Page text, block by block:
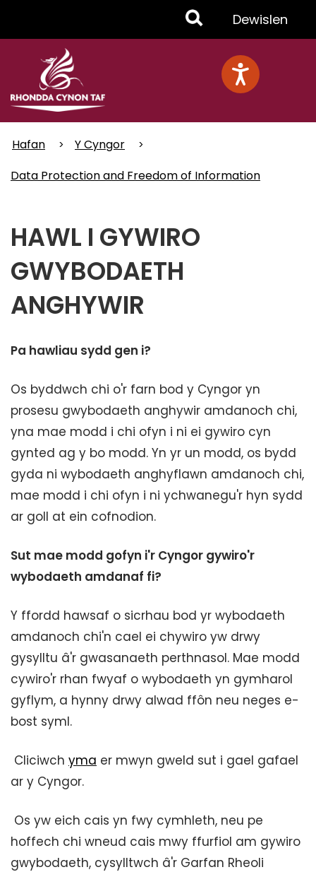
Toggle
Menu
Dewislen
Hafan
Y Cyngor
Data Protection and Freedom of Information
HAWL I GYWIRO
GWYBODAETH
ANGHYWIR
Pa hawliau sydd gen i?
Os byddwch chi o'r farn bod y Cyngor yn
prosesu gwybodaeth anghywir amdanoch chi,
yna mae modd i chi ofyn i ni ei gywiro cyn
gynted ag y bo modd. Yn yr un modd, os bydd
gyda ni wybodaeth anghyflawn amdanoch chi,
mae modd i chi ofyn i ni ychwanegu'r hyn sydd
ar goll at ein cofnodion.
Sut mae modd gofyn i'r Cyngor gywiro'r
wybodaeth amdanaf fi?
Y ffordd hawsaf o sicrhau bod yr wybodaeth
amdanoch chi'n cael ei chywiro yw drwy
gysylltu â'r gwasanaeth perthnasol. Mae modd
cywiro'r rhan fwyaf o wybodaeth yn gymharol
gyflym, a hynny drwy alwad ffôn neu neges e-
bost syml.
Cliciwch yma er mwyn gweld sut i gael gafael
ar y Cyngor.
Os yw eich cais yn fwy cymhleth, neu pe
hoffech chi wneud cais mwy ffurfiol am gywiro
gwybodaeth, cysylltwch â'r Garfan Rheoli